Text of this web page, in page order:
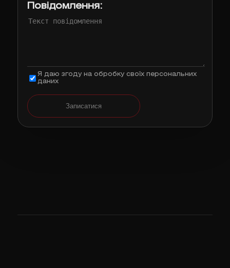
Повідомлення:
Я даю згоду на обробку своїх персональних
даних
Записатися